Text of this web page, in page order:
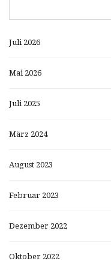
Juli 2026
Mai 2026
Juli 2025
März 2024
August 2023
Februar 2023
Dezember 2022
Oktober 2022